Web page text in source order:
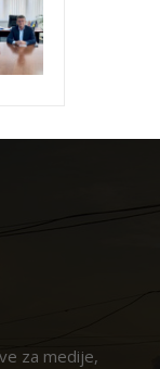
za medije,